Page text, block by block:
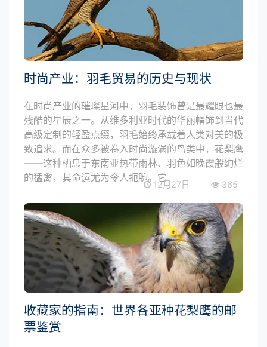
时尚产业：羽毛贸易的历史与现状
在时尚产业的璀璨星河中，羽毛装饰曾是最耀眼也最
残酷的星辰之一。从维多利亚时代的华丽帽饰到当代
高级定制的轻盈点缀，羽毛始终承载着人类对美的极
致追求。而在众多被卷入时尚漩涡的鸟类中，花梨鹰
——这种栖息于东南亚热带雨林、羽色如晚霞般绚烂
的猛禽，其命运尤为令人扼腕。它
12月27日 365
收藏家的指南：世界各亚种花梨鹰的邮
票鉴赏